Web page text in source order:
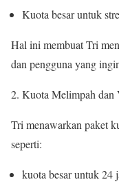
Kuota besar untuk
Hal ini membuat Tri
dan pengguna yang
Kuota Melimpah dan
Tri menawarkan paket
seperti:
kuota besar untuk 24